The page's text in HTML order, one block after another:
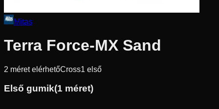
Mitas
Terra Force-MX Sand
2 méret elérhetőCross1 első
Első gumik(1 méret)